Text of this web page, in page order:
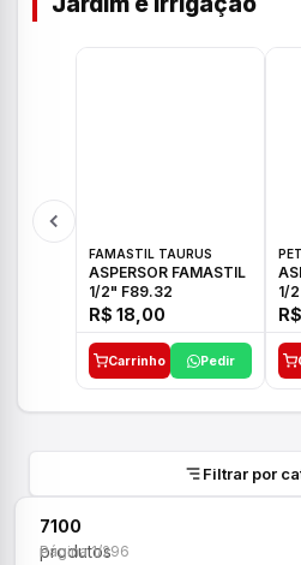
FAMASTIL TAURUS
ASPERSOR FAMASTIL
1/2" F89.32
R$ 18,00
Carrinho Pedir
1/
Filtrar por
7100
produtos
Página 1/296